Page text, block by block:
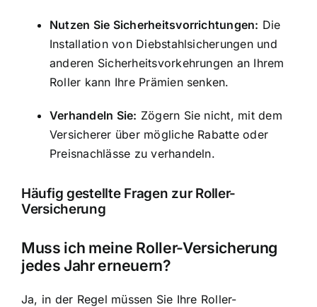
Nutzen Sie Sicherheitsvorrichtungen: Die
Installation von Diebstahlsicherungen und
anderen Sicherheitsvorkehrungen an Ihrem
Roller kann Ihre Prämien senken.
Verhandeln Sie: Zögern Sie nicht, mit dem
Versicherer über mögliche Rabatte oder
Preisnachlässe zu verhandeln.
Häufig gestellte Fragen zur Roller-
Versicherung
Muss ich meine Roller-Versicherung
jedes Jahr erneuern?
Ja, in der Regel müssen Sie Ihre Roller-